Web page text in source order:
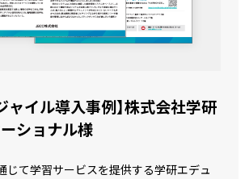
ャイル導入事例】株式会社学研
ショナル様
じて学習サービスを提供する学研エデュ